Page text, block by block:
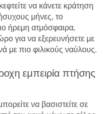
να κάνετε κράτηση
μήνες, το
ήρεμη ατμόσφαιρα,
για να εξερευνήσετε με
με πιο φιλικούς ναύλους.
εμπειρία πτήσης
να βασιστείτε σε